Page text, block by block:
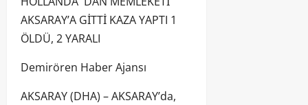
AKSARAY’A GİTTİ KAZA YAPTI 1
ÖLDÜ, 2 YARALI
Demirören Haber Ajansı
AKSARAY (DHA) – AKSARAY’da,